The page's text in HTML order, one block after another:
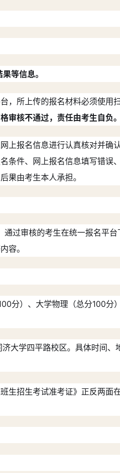
等信息。
，所上传的报名材料必须使用
审核不通过，责任由考生自负。
上报名信息进行认真核对并确认
条件、网上报名信息填写错误
果由考生本人承担。
过审核的考生在统一报名平台
容。
分）、大学物理（总分100分）
大学四平路校区。具体时间、
生招生考试准考证》正反两面